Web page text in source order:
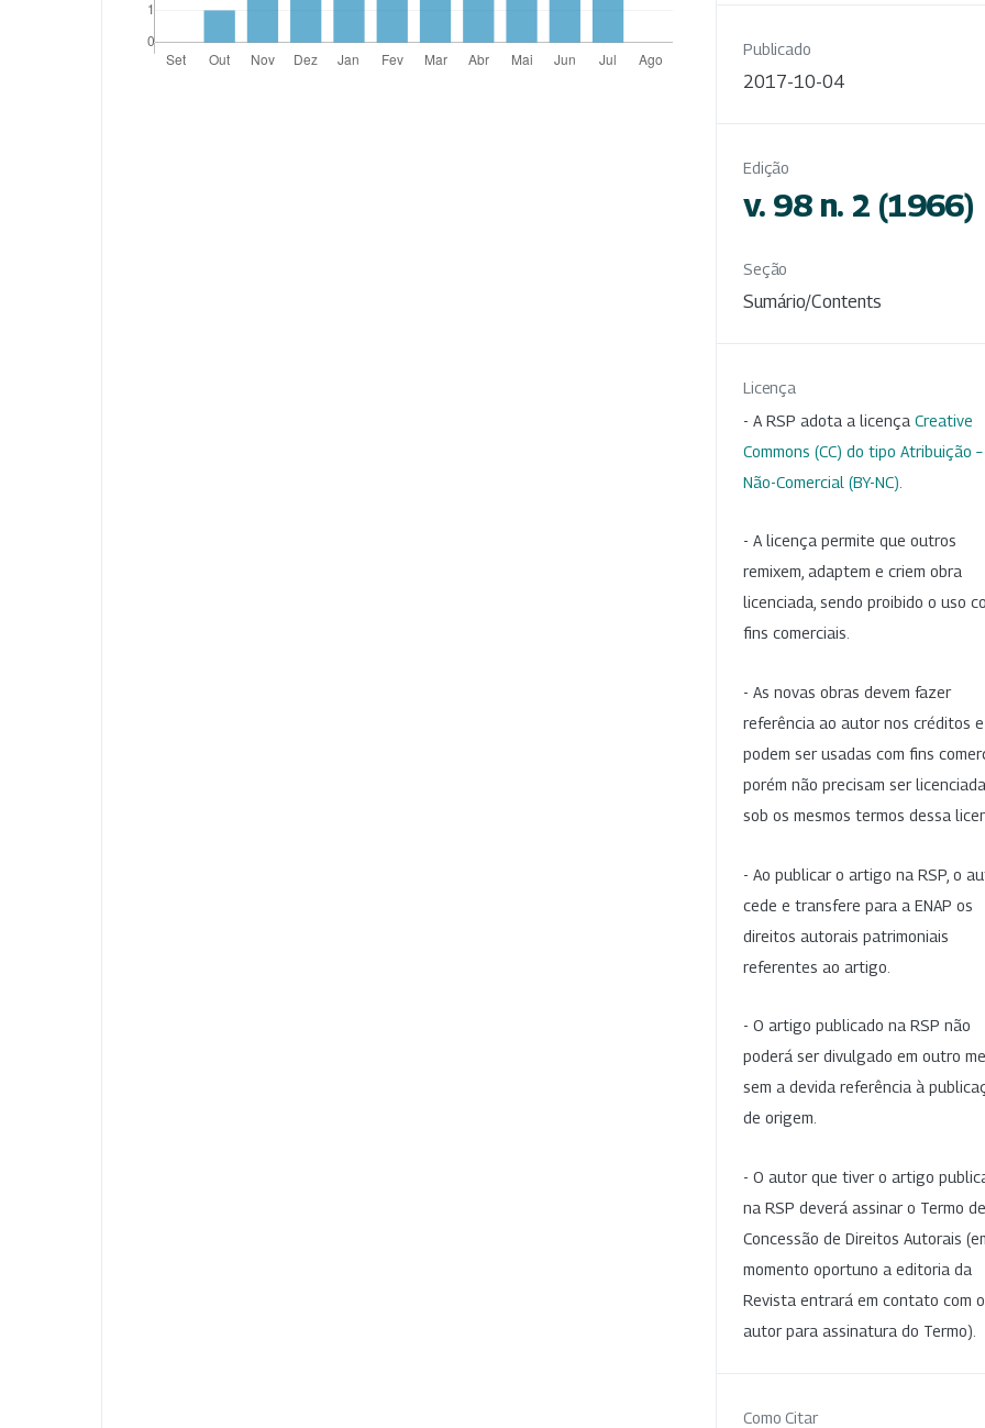
Publicado
2017-10-04
Edição
v. 98 n. 2 (1966)
Seção
Sumário/Contents
Licença
- A RSP adota a licença Creative
Commons (CC) do tipo Atribuição –
Não-Comercial (BY-NC)
- A licença permite que outros
remixem, adaptem e criem obra
licenciada, sendo proibido o uso
fins comerciais.
- As novas obras devem fazer
referência ao autor nos créditos
podem ser usadas com fins
porém não precisam ser
sob os mesmos termos dessa
- Ao publicar o artigo na RSP, o
cede e transfere para a ENAP os
direitos autorais patrimoniais
referentes ao artigo.
- O artigo publicado na RSP não
poderá ser divulgado em outro
sem a devida referência à
de origem.
- O autor que tiver o artigo
na RSP deverá assinar o Termo de
Concessão de Direitos Autorais
momento oportuno a editoria da
Revista entrará em contato com o
autor para assinatura do Termo).
Como Citar